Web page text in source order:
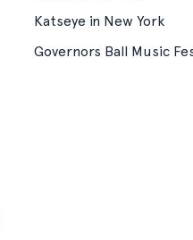
Katseye in New York
Governors Ball Music